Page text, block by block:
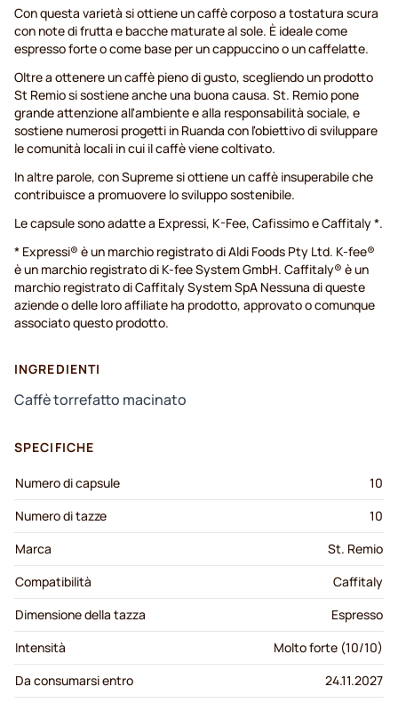
Con questa varietà si ottiene un caffè corposo a tostatura scura
con note di frutta e bacche maturate al sole. È ideale come
espresso forte o come base per un cappuccino o un caffelatte.
Oltre a ottenere un caffè pieno di gusto, scegliendo un prodotto
St Remio si sostiene anche una buona causa. St. Remio pone
grande attenzione all'ambiente e alla responsabilità sociale, e
sostiene numerosi progetti in Ruanda con l'obiettivo di sviluppare
le comunità locali in cui il caffè viene coltivato.
In altre parole, con Supreme si ottiene un caffè insuperabile che
contribuisce a promuovere lo sviluppo sostenibile.
Le capsule sono adatte a Expressi, K-Fee, Cafissimo e Caffitaly *.
* Expressi® è un marchio registrato di Aldi Foods Pty Ltd. K-fee®
è un marchio registrato di K-fee System GmbH. Caffitaly® è un
marchio registrato di Caffitaly System SpA Nessuna di queste
aziende o delle loro affiliate ha prodotto, approvato o comunque
associato questo prodotto.
INGREDIENTI
Caffè torrefatto macinato
SPECIFICHE
Numero di capsule
10
Numero di tazze
10
Marca
St. Remio
Compatibilità
Caffitaly
Dimensione della tazza
Espresso
Intensità
Molto forte (10/10)
Da consumarsi entro
24.11.2027